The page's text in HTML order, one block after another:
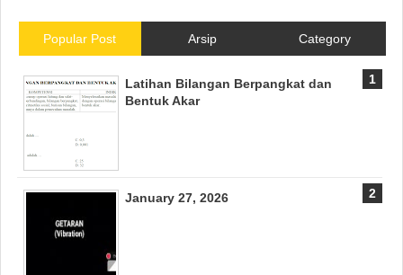
Popular Post Arsip Category
Latihan Bilangan Berpangkat dan
Bentuk Akar
January 27, 2026